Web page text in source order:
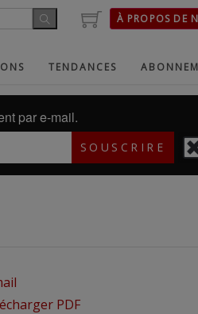
À PROPOS DE
TENDANCES
par e-mail.
SOUSCRIRE
PDF